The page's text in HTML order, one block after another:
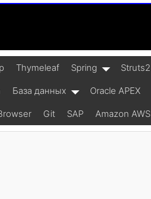
Thymeleaf Spring Struts2
База данных Oracle APEX
Git SAP Amazon AWS